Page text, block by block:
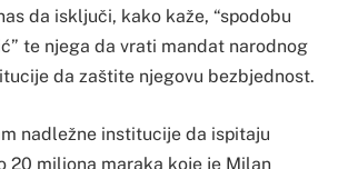
da isključi, kako kaže, “spodobu
te njega da vrati mandat narodnog
da zaštite njegovu bezbjednost.
nadležne institucije da ispitaju
20 miliona maraka koje je Milan